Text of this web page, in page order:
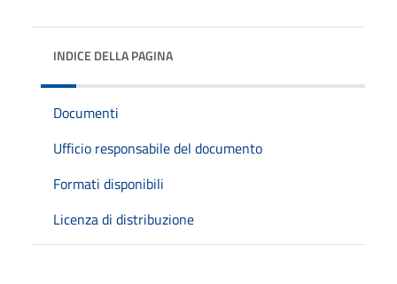
INDICE DELLA PAGINA
Documenti
Ufficio responsabile del documento
Formati disponibili
Licenza di distribuzione